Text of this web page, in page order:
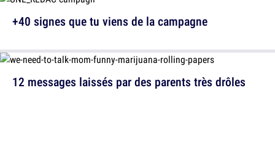
12 messages laissés par des parents très drôles
+40 signes que tu viens de la campagne